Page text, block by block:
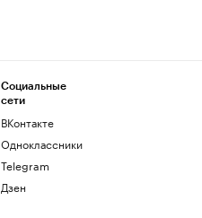
Социальные
сети
ВКонтакте
Одноклассники
Telegram
Дзен